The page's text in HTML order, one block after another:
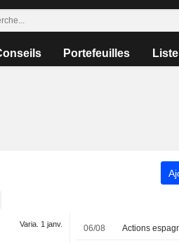
Portefeuilles
Varia. 1 janv. 06/08